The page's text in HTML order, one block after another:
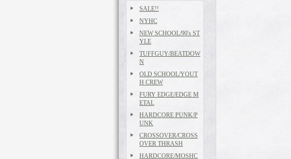
SALE!!
NYHC
NEW SCHOOL/90's ST
YLE
TUFFGUY/BEATDOW
N
OLD SCHOOL/YOUT
H CREW
FURY EDGE/EDGE M
ETAL
HARDCORE PUNK/P
UNK
CROSSOVER/CROSS
OVER THRASH
HARDCORE/MOSHC